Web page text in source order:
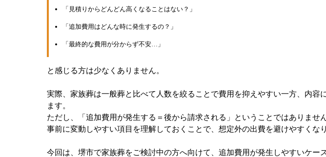
「見積りからどんどん高くなることはない？」
「追加費用はどんな時に発生するの？」
「最終的な費用が分からず不安…」
と感じる方は少なくありません。
実際、家族葬は一般葬と比べて人数を絞ることで費用を抑えやすい一方、内容
ます。
ただし、「追加費用が発生する＝後から請求される」ということではありません
事前に変動しやすい項目を理解しておくことで、想定外の出費を避けやすくなり
今回は、堺市で家族葬をご検討中の方へ向けて、追加費用が発生しやすいケー